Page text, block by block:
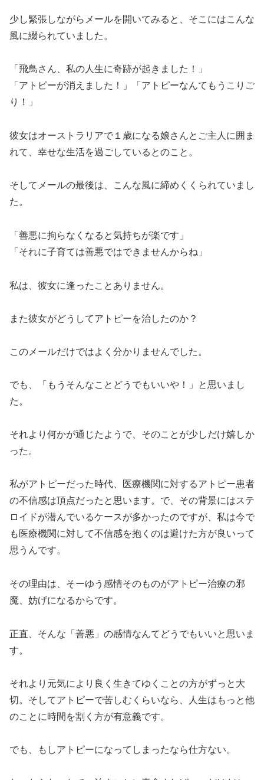
少し緊張しながらメールを開いてみると、そこにはこんな
風に綴られていました。
「飛鳥さん、私の人生に奇跡が起きました！」
「アトピーが消えました！」「アトピーなんてもうこりご
り！」
彼女はオーストラリアで１歳になる娘さんとご主人に囲ま
れて、幸せな生活を過ごしているとのこと。
そしてメールの最後は、こんな風に締めくくられていまし
た。
「善悪に拘らなくなると気持ちが楽です」
「それに子育ては善悪ではできませんからね」
私は、彼女に逢ったことありません。
また彼女がどうしてアトピーを治したのか？
このメールだけではよく分かりませんでした。
でも、「もうそんなことどうでもいいや！」と思いまし
た。
それより何かが通じたようで、そのことが少しだけ嬉しか
った。
私がアトピーだった時代、医療機関に対するアトピー患者
の不信感は頂点だったと思います。で、その背景にはステ
ロイドが潜んでいるケースが多かったのですが、私は今で
も医療機関に対して不信感を抱くのは避けた方が良いって
思うんです。
その理由は、そーゆう感情そのものがアトピー治療の邪
魔、妨げになるからです。
正直、そんな「善悪」の感情なんてどうでもいいと思いま
す。
それより元気により良く生きてゆくことの方がずっと大
切。そしてアトピーで苦しむくらいなら、人生はもっと他
のことに時間を割く方が有意義です。
でも、もしアトピーになってしまったなら仕方ない。